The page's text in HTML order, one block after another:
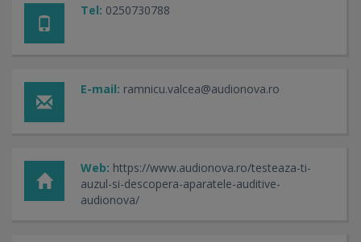
Tel: 0250730788
E-mail: ramnicu.valcea@audionova.ro
Web: https://www.audionova.ro/testeaza-ti-
auzul-si-descopera-aparatele-auditive-
audionova/